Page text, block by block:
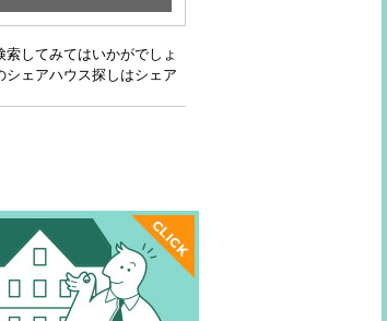
してみてはいかがでしょ
ェアハウス探しはシェア